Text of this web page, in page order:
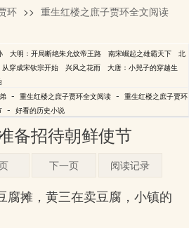
环 >> 重生红楼之庶子贾环全文阅读
大明：开局断绝朱允炆帝王路 南宋崛起之雄霸天下
北
穿成宋钦宗开始 兴风之花雨
大唐：小兕子的穿越生
- 重生红楼之庶子贾环全文阅读 - 重生红楼之庶子贾环
- 好看的历史小说
备招待朝鲜使节
下一页 阅读记录
腐摊，黄三在卖豆腐，小镇的